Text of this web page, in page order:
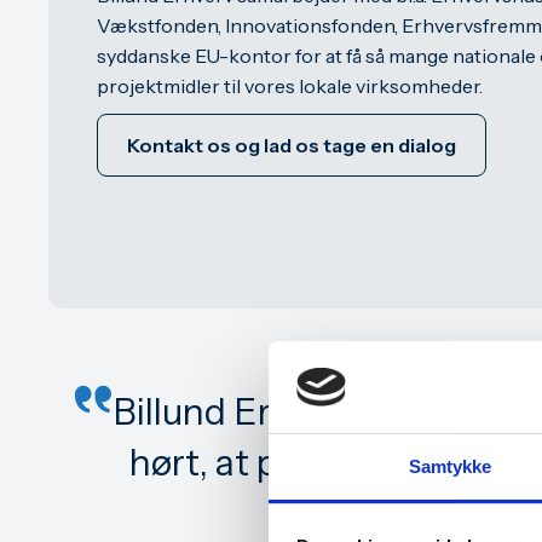
Samtykke
Vækstfonden, Innovationsfonden,
syddanske EU-kontor for at få så mange
projektmidler til vores lokale virksomheder.
Kontakt os og lad os tage en dialog
Billund Erhverv har
hørt, at processen var
sparring fik jeg